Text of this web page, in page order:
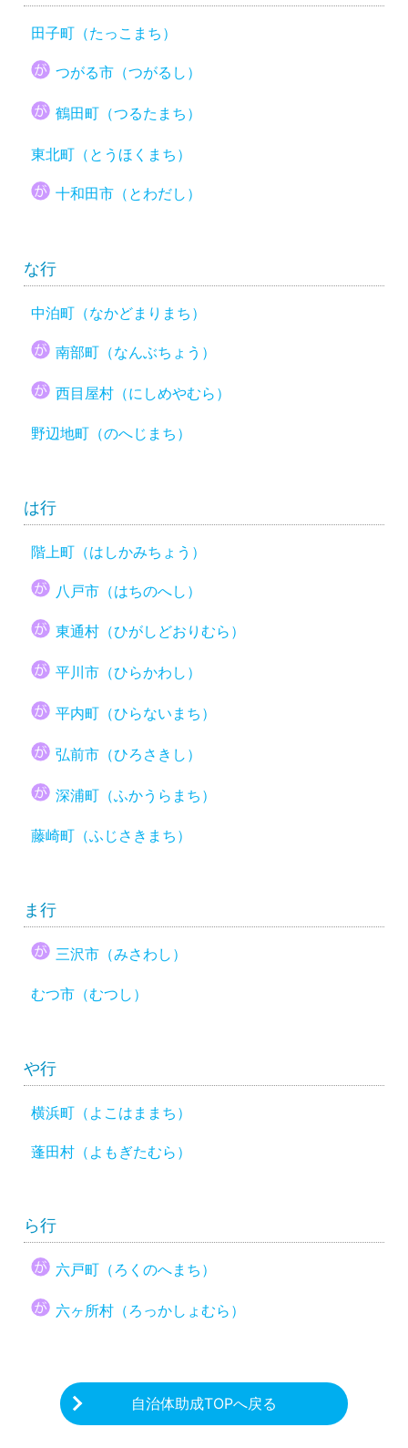
田子町（たっこまち）
つがる市（つがるし）
鶴田町（つるたまち）
東北町（とうほくまち）
十和田市（とわだし）
な行
中泊町（なかどまりまち）
南部町（なんぶちょう）
西目屋村（にしめやむら）
野辺地町（のへじまち）
は行
階上町（はしかみちょう）
八戸市（はちのへし）
東通村（ひがしどおりむら）
平川市（ひらかわし）
平内町（ひらないまち）
弘前市（ひろさきし）
深浦町（ふかうらまち）
藤崎町（ふじさきまち）
ま行
三沢市（みさわし）
むつ市（むつし）
や行
横浜町（よこはままち）
蓬田村（よもぎたむら）
ら行
六戸町（ろくのへまち）
六ヶ所村（ろっかしょむら）
自治体助成TOPへ戻る